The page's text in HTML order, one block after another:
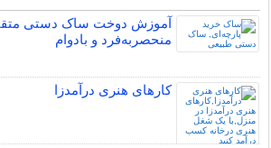
آموزش دوخت ساک دستی
منحصربه‌فرد و بادوام
کارهای هنری درآمدزا